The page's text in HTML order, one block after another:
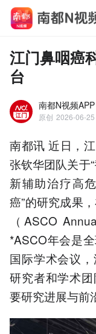
江门鼻咽癌
台
南都N视频
原创 2026-06-
南都讯 近日，
张钦华团队关于
新辅助治疗高
癌”的研究成果
（ASCO
*ASCO年会是
国际学术会议
研究者和学术
要研究进展与前